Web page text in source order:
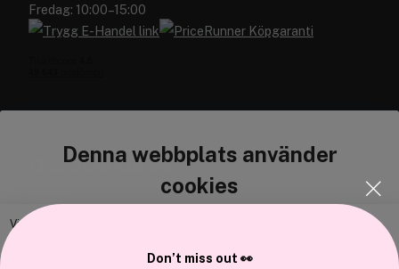
Denna webbplats använder
cookies
Vi använder enhetsidentifierare för att anpassa innehållet och
Fredag: 10:00–15:00
Cocopanda.se
Don’t miss out 👀